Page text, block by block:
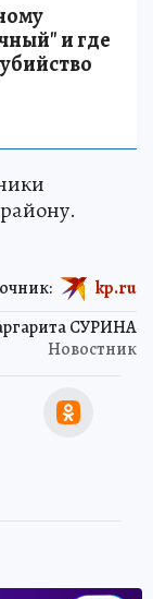
и где
СУРИНА
Новостник
kp.ru